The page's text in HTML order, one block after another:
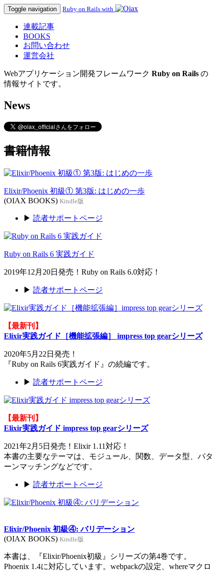
Toggle navigation Ruby on Rails with
連載記事
BOOKS
お問い合わせ
運営会社
Webアプリケーション開発フレームワーク Ruby on Rails の
情報サイトです。
News
書籍情報
Elixir/Phoenix 初級① 第3版: はじめの一歩
(OIAX BOOKS) Kindle版
▶ 読者サポートページ
Ruby on Rails 6 実践ガイド
2019年12月20日発売！Ruby on Rails 6.0対応！
▶ 読者サポートページ
【最新刊】
Elixir実践ガイド［機能拡張編］ impress top gearシリーズ
2020年5月22日発売！
『Ruby on Rails 6実践ガイド』の続編です。
▶ 読者サポートページ
【最新刊】
Elixir実践ガイド impress top gearシリーズ
2021年2月5日発売！Elixir 1.11対応！
本書の主要なテーマは、モジュール、関数、データ型、パタ
ーンマッチングなどです。
▶ 読者サポートページ
Elixir/Phoenix 初級④: バリデーション
(OIAX BOOKS) Kindle版
本書は、『Elixir/Phoenix初級』シリーズの第4巻です。
Phoenix 1.4に対応しています。webpackの設定、whereマクロ